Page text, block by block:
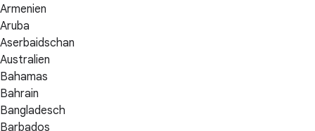
Armenien
Aruba
Aserbaidschan
Australien
Bahamas
Bahrain
Bangladesch
Barbados